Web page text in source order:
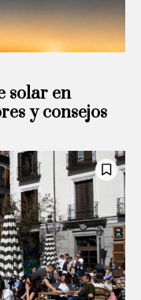
solar en
y consejos